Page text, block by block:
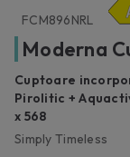
FCM896NRL
Moderna
Cuptoare
Pirolitic +
x 568
Simply Timeless